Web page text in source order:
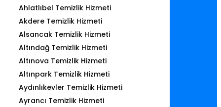
Ahlatlıbel Temizlik Hizmeti
Akdere Temizlik Hizmeti
Alsancak Temizlik Hizmeti
Altındağ Temizlik Hizmeti
Altınova Temizlik Hizmeti
Altınpark Temizlik Hizmeti
Aydınlıkevler Temizlik Hizmeti
Ayrancı Temizlik Hizmeti